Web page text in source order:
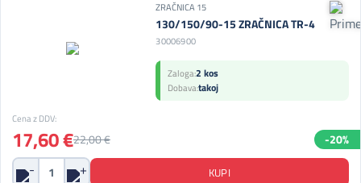
ZRAČNICA 15
130/150/90-15 ZRAČNICA TR-4
30006900
Zaloga:2 kos
Dobava:takoj
Cena z DDV:
17,60 €22,00 € -20%